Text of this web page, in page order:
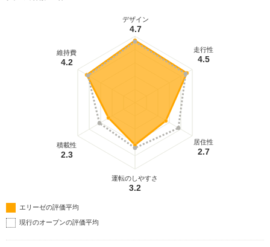
デザイン
4.7
走行性
4.5
居住性
2.7
運転のしやすさ
3.2
積載性
2.3
維持費
4.2
エリーゼの評価平均
現行のオープンの評価平均